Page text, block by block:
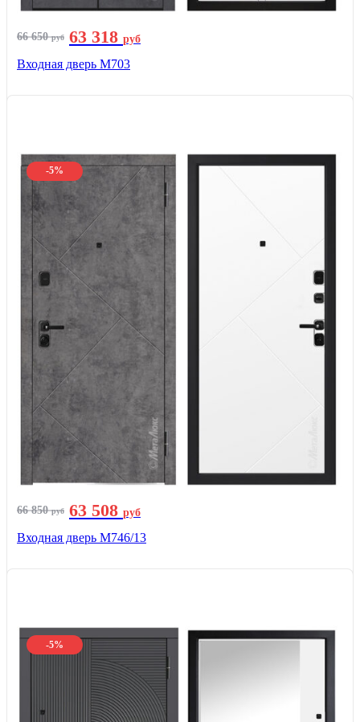
66 650руб 63 318 руб
Входная дверь М703
-5%
66 850руб 63 508 руб
Входная дверь М746/13
-5%